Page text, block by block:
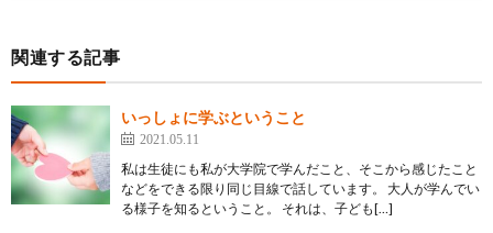
関連する記事
いっしょに学ぶということ
2021.05.11
私は生徒にも私が大学院で学んだこと、そこから感じたこと
などをできる限り同じ目線で話しています。 大人が学んでい
る様子を知るということ。 それは、子ども[…]